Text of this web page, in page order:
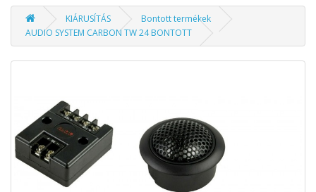
KIÁRUSÍTÁS
Bontott termékek
AUDIO SYSTEM CARBON TW 24 BONTOTT